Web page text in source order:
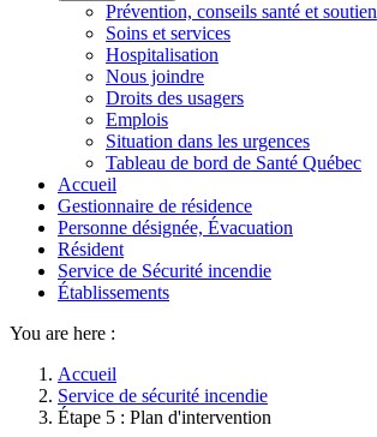
Prévention, conseils santé et soutien
Soins et services
Hospitalisation
Nous joindre
Droits des usagers
Emplois
Situation dans les urgences
Tableau de bord de Santé Québec
Accueil
Gestionnaire de résidence
Personne désignée, Évacuation
Résident
Service de Sécurité incendie
Établissements
You are here :
Accueil
Service de sécurité incendie
Étape 5 : Plan d'intervention